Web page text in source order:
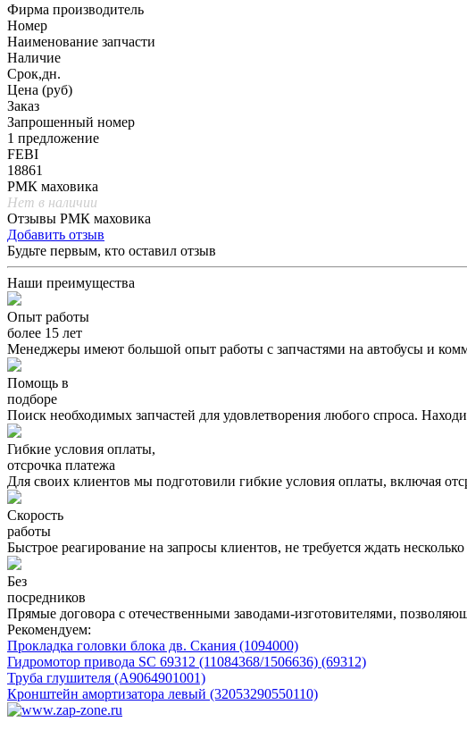
Фирма производитель
Номер
Наименование запчасти
Наличие
Срок,дн.
Цена (руб)
Заказ
Запрошенный номер
1 предложение
FEBI
18861
РМК маховика
Нет в наличии
Отзывы РМК маховика
Добавить отзыв
Будьте первым, кто оставил отзыв
Наши преимущества
Опыт работы
более 15 лет
Менеджеры имеют большой опыт работы с запчастями на автобусы и
Помощь в
подборе
Поиск необходимых запчастей для удовлетворения любого спроса.
Гибкие условия оплаты,
отсрочка платежа
Для своих клиентов мы подготовили гибкие условия оплаты, включая
Скорость
работы
Быстрое реагирование на запросы клиентов, не требуется ждать
Без
посредников
Прямые договора с отечественными заводами-изготовителями,
Рекомендуем:
Прокладка головки блока дв. Скания (1094000)
Гидромотор привода SC 69312 (11084368/1506636) (69312)
Труба глушителя (A9064901001)
Кронштейн амортизатора левый (32053290550110)